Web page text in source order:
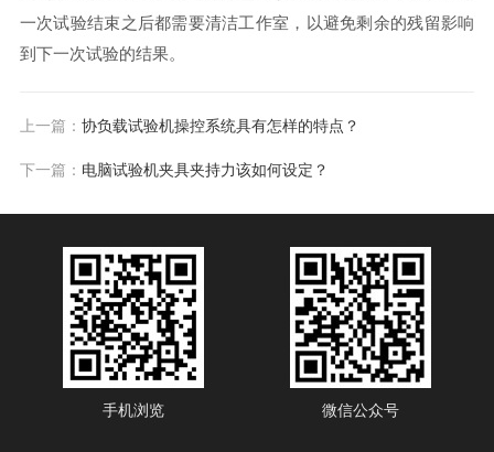
一次试验结束之后都需要清洁工作室，以避免剩余的残留影响
到下一次试验的结果。
上一篇： 协负载试验机操控系统具有怎样的特点？
下一篇： 电脑试验机夹具夹持力该如何设定？
手机浏览 微信公众号